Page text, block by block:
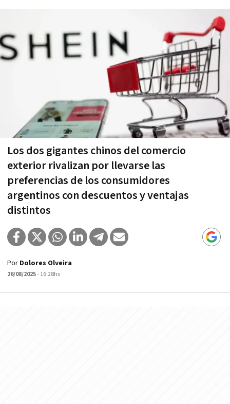
Los dos gigantes chinos del comercio
exterior rivalizan por llevarse las
preferencias de los consumidores
argentinos con descuentos y ventajas
distintos
Por Dolores Olveira
26/08/2025- 16:28hs